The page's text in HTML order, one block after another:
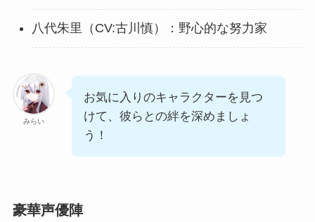
八代朱里（CV:古川慎）：野心的な努力家
みらい
お気に入りのキャラクターを見つ
けて、彼らとの絆を深めましょ
う！
豪華声優陣